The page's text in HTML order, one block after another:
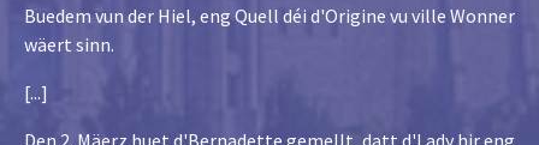
Buedem vun der Hiel, eng Quell déi d'Origine vu ville Wonner
wäert sinn.
[...]
Den 2. Mäerz huet d'Bernadette gemellt, datt d'Lady hir eng